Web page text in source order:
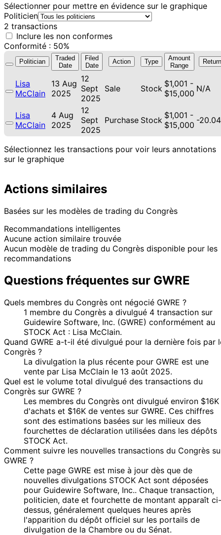
Sélectionner pour mettre en évidence sur le graphique
Politicien
2 transactions
Inclure les non conformes
Conformité : 50%
Politician
Traded
Date
Filed
Date
Action Type
Amount
Range
Return
Lisa
McClain
13 Aug
2025
12
Sept
2025
Sale Stock $1,001 -
$15,000 N/A
Lisa
McClain
4 Aug
2025
12
Sept
2025
Purchase Stock $1,001 -
$15,000 -
Sélectionnez les transactions pour voir leurs annotations
sur le graphique
Actions similaires
Basées sur les modèles de trading du Congrès
Recommandations intelligentes
Aucune action similaire trouvée
Aucun modèle de trading du Congrès disponible pour les
recommandations
Questions fréquentes sur GWRE
Quels membres du Congrès ont négocié GWRE ?
1 membre du Congrès a divulgué 4 transaction sur
Guidewire Software, Inc. (GWRE) conformément au
STOCK Act : Lisa McClain.
Quand GWRE a-t-il été divulgué pour la dernière fois par
Congrès ?
La divulgation la plus récente pour GWRE est une
vente par Lisa McClain le 13 août 2025.
Quel est le volume total divulgué des transactions du
Congrès sur GWRE ?
Les membres du Congrès ont divulgué environ $16K
d'achats et $16K de ventes sur GWRE. Ces chiffres
sont des estimations basées sur les milieux des
fourchettes de déclaration utilisées dans les dépôts
STOCK Act.
Comment suivre les nouvelles transactions du Congrès
GWRE ?
Cette page GWRE est mise à jour dès que de
nouvelles divulgations STOCK Act sont déposées
pour Guidewire Software, Inc.. Chaque transaction,
politicien, date et fourchette de montant apparaît ci-
dessus, généralement quelques heures après
l'apparition du dépôt officiel sur les portails de
divulgation de la Chambre ou du Sénat.